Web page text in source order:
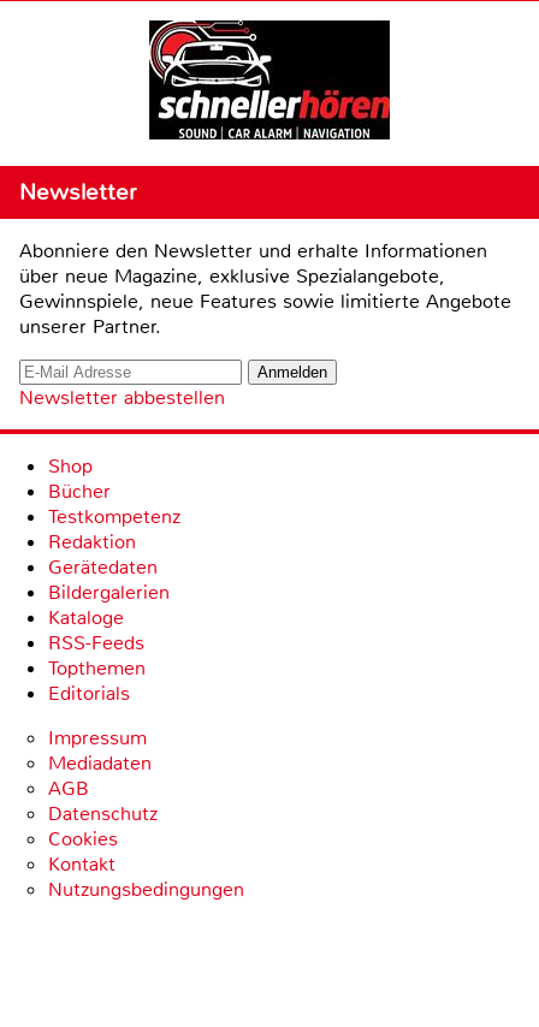
Newsletter
Abonniere den Newsletter und erhalte Informationen
über neue Magazine, exklusive Spezialangebote,
Gewinnspiele, neue Features sowie limitierte Angebote
unserer Partner.
Newsletter abbestellen
Shop
Bücher
Testkompetenz
Redaktion
Gerätedaten
Bildergalerien
Kataloge
RSS-Feeds
Topthemen
Editorials
Impressum
Mediadaten
AGB
Datenschutz
Cookies
Kontakt
Nutzungsbedingungen